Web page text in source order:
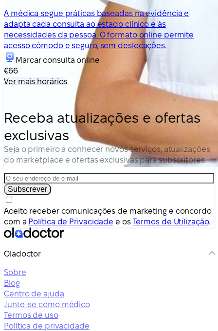
A médica segue práticas baseadas na evidência e
adapta cada consulta ao estado clínico e às
necessidades da pessoa. O formato online permite
acesso cómodo e seguro, sem deslocações.
Marcar consulta online
€66
Ver mais horários
Receba atualizações e ofertas
exclusivas
Seja o primeiro a conhecer novos serviços, atualizações
do marketplace e ofertas exclusivas para subscritores.
Subscrever
Aceito receber comunicações de marketing e concordo
com a Política de Privacidade e os Termos de Utilização.
Oladoctor
Sobre
Blog
Centro de ajuda
Junte-se como médico
Termos de uso
Política de privacidade